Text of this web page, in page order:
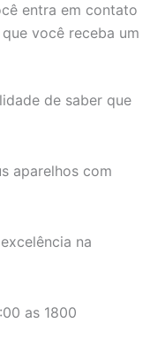
entra em contato
você receba um
de saber que
aparelhos com
na
as 1800